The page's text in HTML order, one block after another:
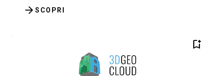
SCOPRI
arrow_forward
bookmark_add